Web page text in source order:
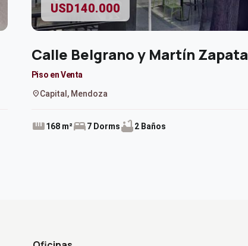
USD140.000
Calle Belgrano y Martín Zapata
Piso en Venta
location_onCapital, Mendoza
straighten168 m²bed7 Dormsbathtub2 Baños